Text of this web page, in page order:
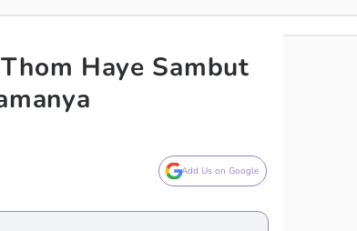
Haye Sambut
Add Us on Google